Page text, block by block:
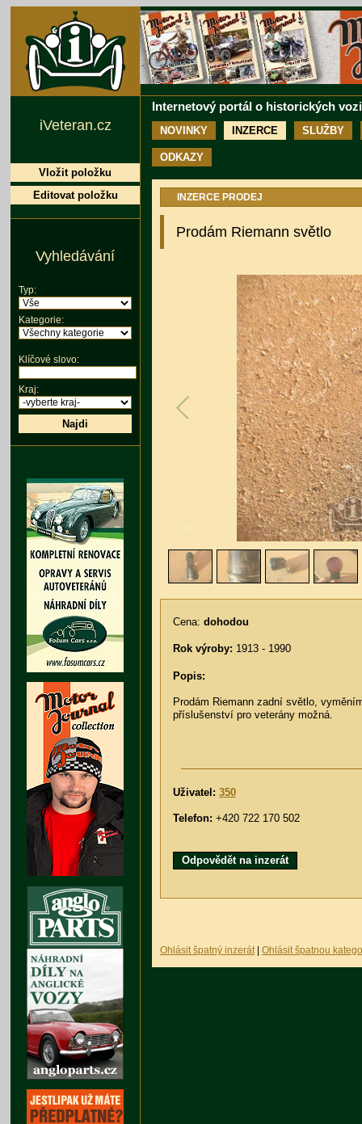
Internetový portál o historických
NOVINKY INZERCE SLUŽBY
ODKAZY
INZERCE PRODEJ
Prodám Riemann světlo
/ 5
Cena: dohodou
Rok výroby: 1913 - 1990
Popis:
Prodám Riemann zadní světlo,
příslušenství pro veterány možná.
Uživatel: 350
Telefon: +420 722 170 502
Odpovědět na inzerát
Ohlásit špatný inzerát Ohlásit špatnou
iVeteran.cz
Vložit položku
Editovat položku
Vyhledávání
Typ:
Kategorie:
Klíčové slovo:
Kraj:
Najdi